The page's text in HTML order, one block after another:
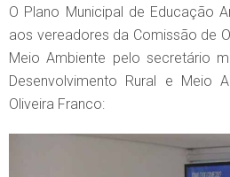
O Plano Municipal de Educação
aos vereadores da Comissão de
Meio Ambiente pelo secretário
Desenvolvimento Rural e Meio
Oliveira Franco: